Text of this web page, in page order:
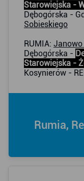
Starowiejska -
Dębogórska -
Sobieskiego
RUMIA: Janowo
Dębogórska -
Starowiejska -
Kosynierów -
Rumia,